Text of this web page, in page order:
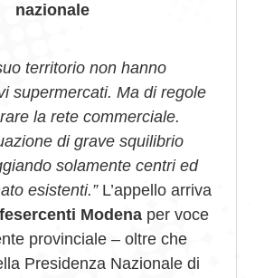
nazionale
territorio non hanno
supermercati. Ma di regole
la rete commerciale.
di grave squilibrio
solamente centri ed
esistenti.”L’appello arriva
Modena per voce
provinciale – oltre che
Presidenza Nazionale di